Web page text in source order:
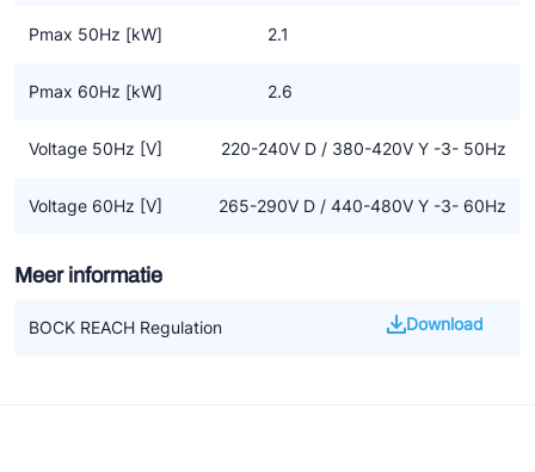
dit op termijn gewijzigd wordt door nieuwe ontwikkelingen.
Pmax 50Hz [kW] 2.1
Pmax 60Hz [kW] 2.6
Voltage 50Hz [V] 220-240V D / 380-420V Y -3- 50Hz
Voltage 60Hz [V] 265-290V D / 440-480V Y -3- 60Hz
Meer informatie
BOCK REACH Regulation Download